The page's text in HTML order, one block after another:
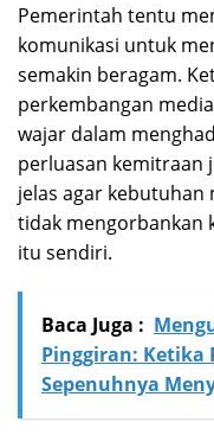
Pemerintah tentu
komunikasi untuk
semakin beragam.
perkembangan
wajar dalam
perluasan kemitraan
jelas agar
tidak mengorbankan
itu sendiri.
Baca Juga :
Pinggiran: Ketika
Sepenuhnya